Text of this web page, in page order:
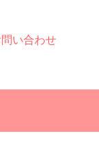
問い合わせ